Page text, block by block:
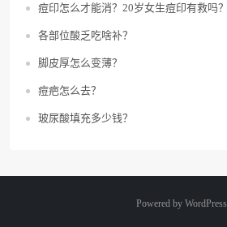
痘印怎么才能消？20岁女生痘印有救吗？
各部位酸乏吃啥补？
脚皮厚怎么变薄？
痘疤怎么去？
玻尿酸填充多少钱？
Powered by WordPress